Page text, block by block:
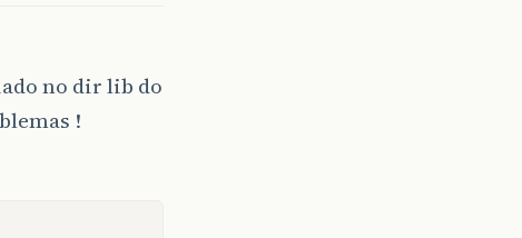
no dir lib do
!